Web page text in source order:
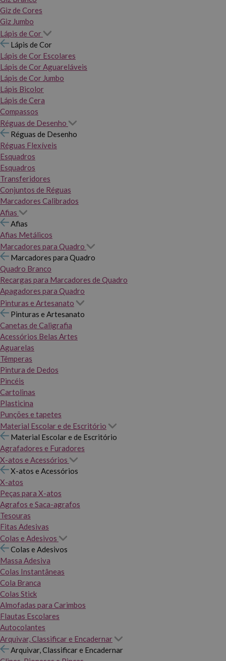
Giz de Cores
Giz Jumbo
Lápis de Cor
Lápis de Cor
Lápis de Cor Escolares
Lápis de Cor Aguareláveis
Lápis de Cor Jumbo
Lápis Bicolor
Lápis de Cera
Compassos
Réguas de Desenho
Réguas de Desenho
Réguas Flexíveis
Esquadros
Esquadros
Transferidores
Conjuntos de Réguas
Marcadores Calibrados
Afias
Afias
Afias Metálicos
Marcadores para Quadro
Marcadores para Quadro
Quadro Branco
Recargas para Marcadores de Quadro
Apagadores para Quadro
Pinturas e Artesanato
Pinturas e Artesanato
Canetas de Caligrafia
Acessórios Belas Artes
Aguarelas
Têmperas
Pintura de Dedos
Pincéis
Cartolinas
Plasticina
Punções e tapetes
Material Escolar e de Escritório
Material Escolar e de Escritório
Agrafadores e Furadores
X-atos e Acessórios
X-atos e Acessórios
X-atos
Peças para X-atos
Agrafos e Saca-agrafos
Tesouras
Fitas Adesivas
Colas e Adesivos
Colas e Adesivos
Massa Adesiva
Colas Instantâneas
Cola Branca
Colas Stick
Almofadas para Carimbos
Flautas Escolares
Autocolantes
Arquivar, Classificar e Encadernar
Arquivar, Classificar e Encadernar